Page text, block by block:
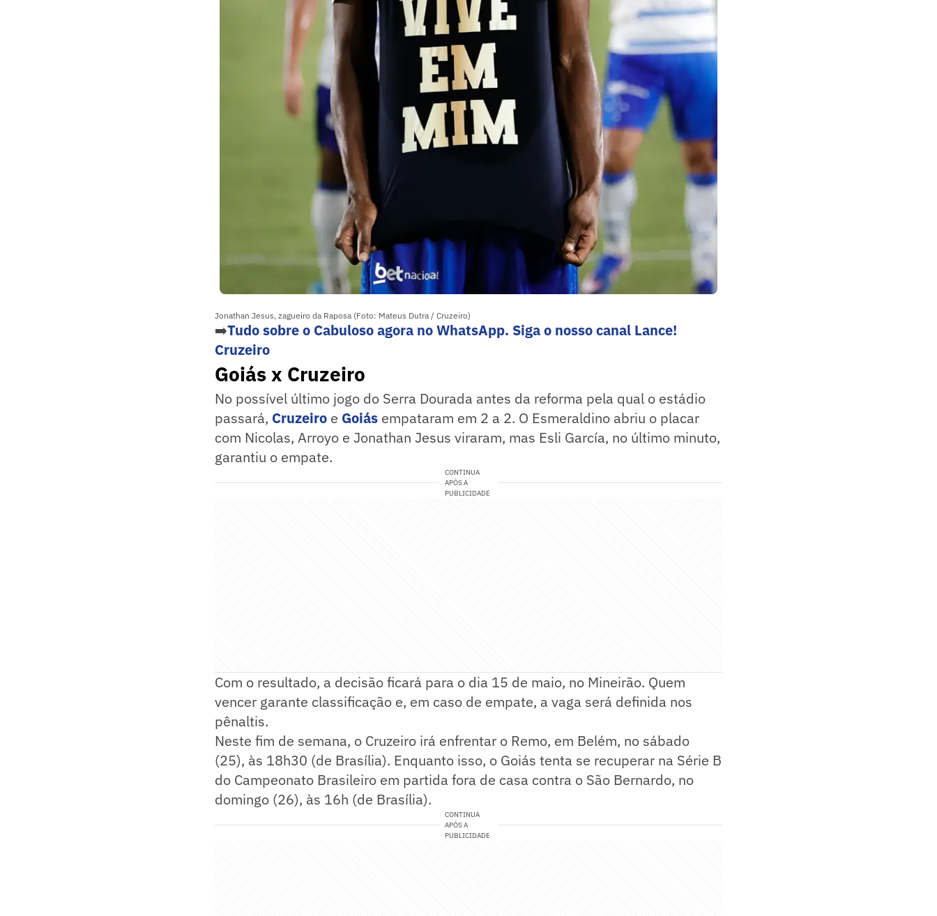
Jonathan Jesus, zagueiro da Raposa (Foto: Mateus Dutra / Cruzeiro)
➡️Tudo sobre o Cabuloso agora no WhatsApp. Siga o nosso canal Lance!
Cruzeiro
Goiás x Cruzeiro
No possível último jogo do Serra Dourada antes da reforma pela qual o estádio
passará, Cruzeiro e Goiás empataram em 2 a 2. O Esmeraldino abriu o placar
com Nicolas, Arroyo e Jonathan Jesus viraram, mas Esli García, no último minuto,
garantiu o empate.
CONTINUA
APÓS A
PUBLICIDADE
Com o resultado, a decisão ficará para o dia 15 de maio, no Mineirão. Quem
vencer garante classificação e, em caso de empate, a vaga será definida nos
pênaltis.
Neste fim de semana, o Cruzeiro irá enfrentar o Remo, em Belém, no sábado
(25), às 18h30 (de Brasília). Enquanto isso, o Goiás tenta se recuperar na Série B
do Campeonato Brasileiro em partida fora de casa contra o São Bernardo, no
domingo (26), às 16h (de Brasília).
CONTINUA
APÓS A
PUBLICIDADE